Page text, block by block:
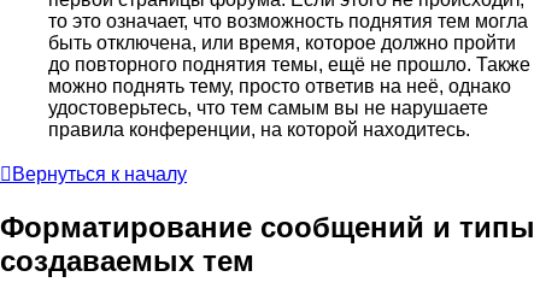
то это означает, что возможность поднятия тем могла
быть отключена, или время, которое должно пройти
до повторного поднятия темы, ещё не прошло. Также
можно поднять тему, просто ответив на неё, однако
удостоверьтесь, что тем самым вы не нарушаете
правила конференции, на которой находитесь.
Вернуться к началу
Форматирование сообщений и типы
создаваемых тем